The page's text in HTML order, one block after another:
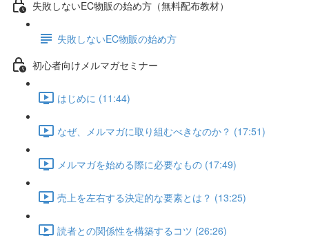
失敗しないEC物販の始め方（無料配布教材）
失敗しないEC物販の始め方
初心者向けメルマガセミナー
はじめに (11:44)
なぜ、メルマガに取り組むべきなのか？ (17:51)
メルマガを始める際に必要なもの (17:49)
売上を左右する決定的な要素とは？ (13:25)
読者との関係性を構築するコツ (26:26)